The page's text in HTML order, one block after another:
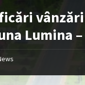
Lumina –